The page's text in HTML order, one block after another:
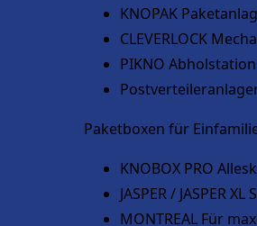
KNOPAK
CLEVERLOCK
PIKNO
Paketboxen für
KNOBOX PRO
JASPER / JASPER XL
MONTREAL Für